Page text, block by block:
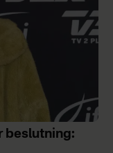
beslutning: